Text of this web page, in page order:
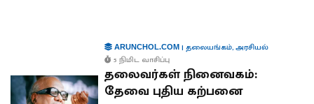
ARUNCHOL.COM| தலையங்கம்,அரசியல்
5 நிமிட வாசிப்பு
தலைவர்கள் நினைவகம்:
தேவை புதிய கற்பனை